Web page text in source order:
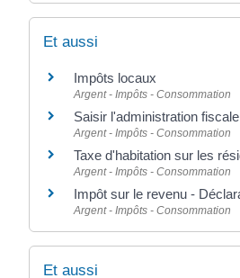
Et aussi
Impôts locaux
Argent - Impôts - Consommation
Saisir l'administration
Argent - Impôts - Consommation
Taxe d'habitation sur les
Argent - Impôts - Consommation
Impôt sur le revenu -
Argent - Impôts - Consommation
Et aussi